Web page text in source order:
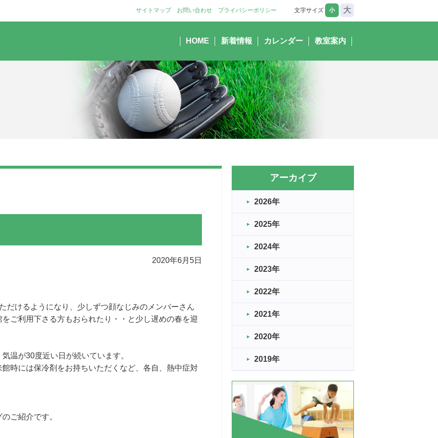
サイトマップ お問い合わせ プライバシーポリシー
HOME 新着情報 カレンダー 教室案内
文字サイズ 小 大
2020年6月5日
だけるようになり、少しずつ顔なじみのメンバーさん
ご利用下さる方もおられたり・・と少し遅めの春を迎
温が30度近い日が続いています。
時には保冷剤をお持ちいただくなど、各自、熱中症対
ご紹介です。
アーカイブ
2026年
2025年
2024年
2023年
2022年
2021年
2020年
2019年